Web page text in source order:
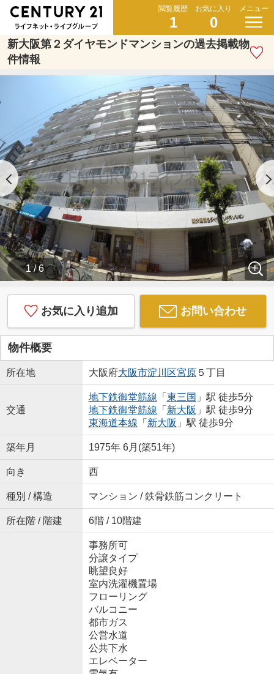
閲覧履歴
1
お気に入り
0
メニュー
新大阪第２ダイヤモンドマンションの過去掲載物
件情報
1 / 6
お気に入り追加 お問い合わせ
物件概要
所在地 大阪府大阪市淀川区宮原５丁目
交通
地下鉄御堂筋線 「 東三国 」駅 徒歩5分
地下鉄御堂筋線 「 新大阪 」駅 徒歩9分
東海道本線 「 新大阪 」駅 徒歩9分
築年月 1975年 6月(築51年)
向き 西
種別 / 構造 マンション / 鉄骨鉄筋コンクリート
所在階 / 階建 6階 / 10階建
事務所可
分譲タイプ
眺望良好
室内洗濯機置場
フローリング
バルコニー
都市ガス
公営水道
公共下水
エレベーター